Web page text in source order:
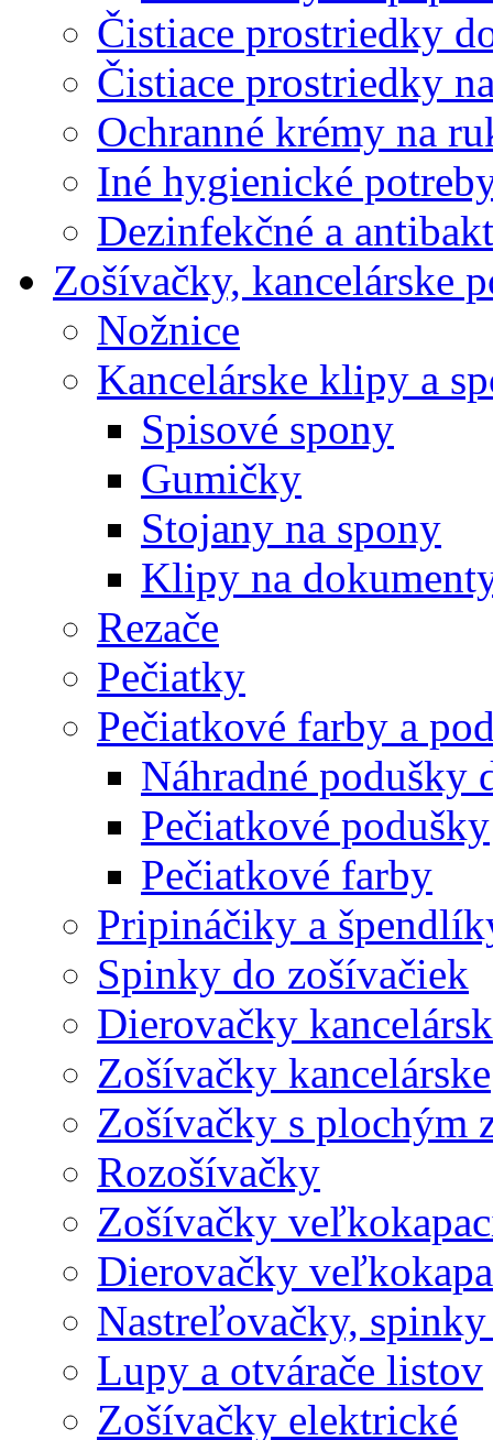
Čistiace prostriedky
Čistiace prostriedky
Ochranné krémy na
Iné hygienické
Dezinfekčné a
Zošívačky, kancelárske
Nožnice
Kancelárske klipy a
Spisové spony
Gumičky
Stojany na spony
Klipy na
Rezače
Pečiatky
Pečiatkové farby a
Náhradné podušky
Pečiatkové podušky
Pečiatkové farby
Pripináčiky a
Spinky do zošívačiek
Dierovačky
Zošívačky kancelárske
Zošívačky s plochým
Rozošívačky
Zošívačky
Dierovačky
Nastreľovačky,
Lupy a otvárače listov
Zošívačky elektrické